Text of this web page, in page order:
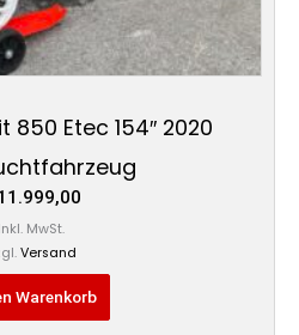
850 Etec 154″ 2020
Inkl. MwSt.
Versand
Warenkorb